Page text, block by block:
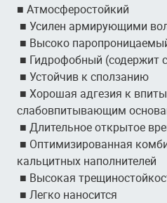
■ Атмосферостойкий
■ Усилен армирующими
■ Высоко
■ Гидрофобный (содержит
■ Устойчив к сползанию
■ Хорошая адгезия к
слабовпитывающим
■ Длительное открытое
■ Оптимизированная
кальцитных наполнителей
■ Высокая
■ Легко наносится